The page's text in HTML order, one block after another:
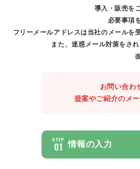
導入・販売を
必要事項
フリーメールアドレスは当社のメールを
また、迷惑メール対策をさ
お問い合わ
提案やご紹介のメ
STEP
01 情報の入力